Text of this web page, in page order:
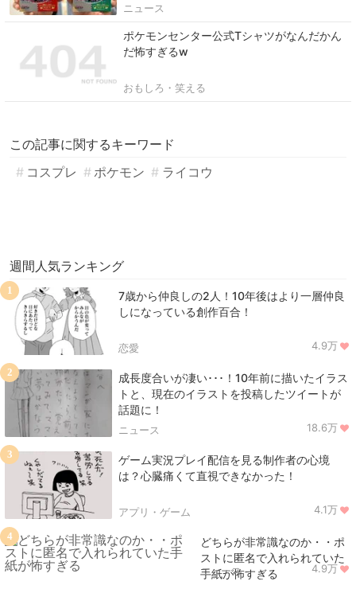
ニュース
ポケモンセンター公式Tシャツがなんだかん
だ怖すぎるw
おもしろ・笑える
この記事に関するキーワード
コスプレ
ポケモン ライコウ
週間人気ランキング
7歳から仲良しの2人！10年後はより一層仲良
しになっている創作百合！
恋愛 4.9万
1
成長度合いが凄い･･･！10年前に描いたイラス
トと、現在のイラストを投稿したツイートが
話題に！
ニュース 18.6万
2
ゲーム実況プレイ配信を見る制作者の心境
は？心臓痛くて直視できなかった！
アプリ・ゲーム 4.1万
3
どちらが非常識なのか・・ポ
ストに匿名で入れられていた
手紙が怖すぎる
ニュース 4.9万
4